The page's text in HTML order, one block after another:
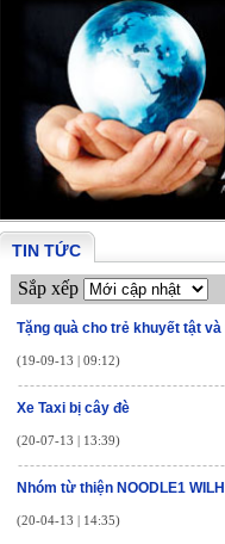
TIN TỨC
Sắp xếp
Tặng quà cho trẻ khuyết tật
(19-09-13 | 09:12)
Xe Taxi bị cây đè
(20-07-13 | 13:39)
Nhóm từ thiện NOODLE1
(20-04-13 | 14:35)